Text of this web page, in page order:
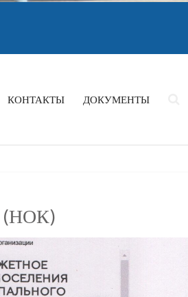
КОНТАКТЫ ДОКУМЕНТЫ
(НОК)